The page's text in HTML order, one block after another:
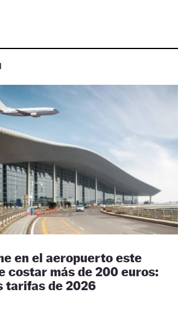
en el aeropuerto este
costar más de 200 euros:
tarifas de 2026